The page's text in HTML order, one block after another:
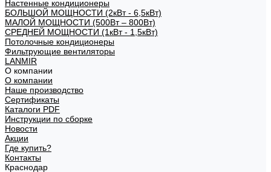
Настенные кондиционеры
БОЛЬШОЙ МОЩНОСТИ (2кВт - 6,5кВт)
МАЛОЙ МОЩНОСТИ (500Вт – 800Вт)
СРЕДНЕЙ МОЩНОСТИ (1кВт - 1,5кВт)
Потолочные кондиционеры
Фильтрующие вентиляторы
LANMIR
О компании
О компании
Наше производство
Сертификаты
Каталоги PDF
Инструкции по сборке
Новости
Акции
Где купить?
Контакты
Краснодар